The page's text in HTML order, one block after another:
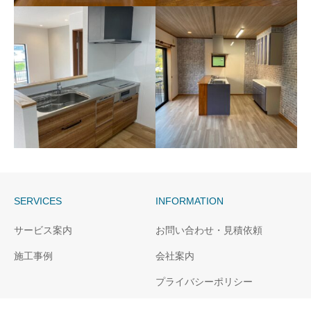
長崎市マンションH様邸シ
ステムキッチン交換
長崎市S様邸システムキッ
チン交換
ン新設
修
SERVICES
サービス案内
施工事例
INFORMATION
お問い合わせ・見積依頼
会社案内
プライバシーポリシー